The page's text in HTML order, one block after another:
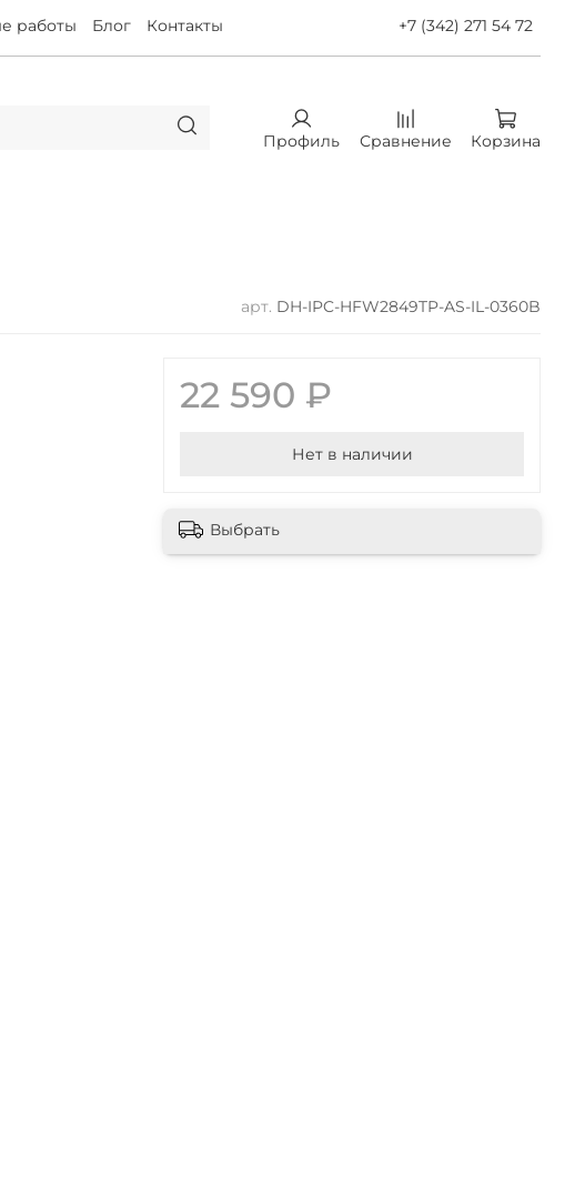
работы Блог Контакты +7 (342) 271 54 72
Профиль Сравнение Корзина
арт. DH-IPC-HFW2849TP-AS-IL-0360B
22 590 ₽
Нет в наличии
Выбрать